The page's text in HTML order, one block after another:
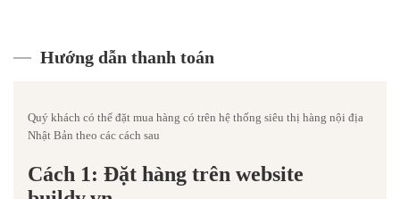
Hướng dẫn thanh toán
Quý khách có thể đặt mua hàng có trên hệ thống siêu thị hàng nội địa
Nhật Bản theo các cách sau
Cách 1: Đặt hàng trên website